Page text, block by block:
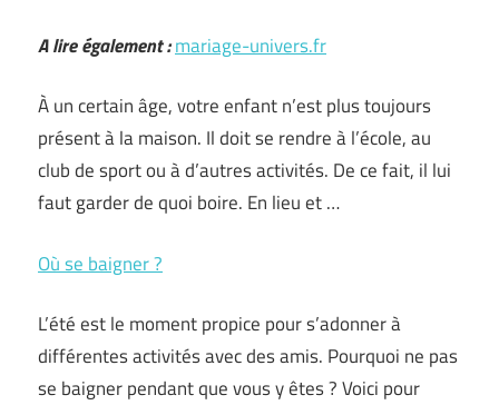
A lire également :mariage-univers.fr
À un certain âge, votre enfant n’est plus toujours
présent à la maison. Il doit se rendre à l’école, au
club de sport ou à d’autres activités. De ce fait, il lui
faut garder de quoi boire. En lieu et …
Où se baigner ?
L’été est le moment propice pour s’adonner à
différentes activités avec des amis. Pourquoi ne pas
se baigner pendant que vous y êtes ? Voici pour